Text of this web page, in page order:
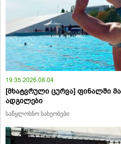
19:35 2026.08.04
[მხატვრული ცურვა] ფინალში
ადგილები
საწყლოსნო სახეობები